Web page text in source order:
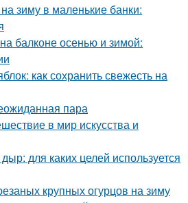
зиму в маленькие банки:
балконе осенью и зимой:
как сохранить свежесть на
пара
в мир искусства и
для каких целей используется
крупных огурцов на зиму